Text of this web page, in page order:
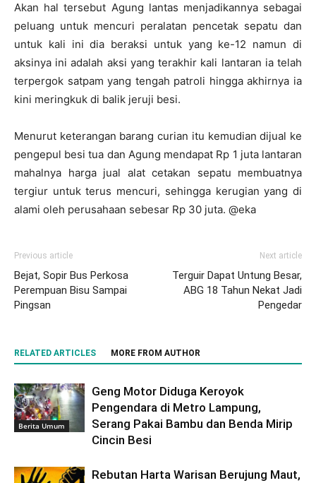
Akan hal tersebut Agung lantas menjadikannya sebagai
peluang untuk mencuri peralatan pencetak sepatu dan
untuk kali ini dia beraksi untuk yang ke-12 namun di
aksinya ini adalah aksi yang terakhir kali lantaran ia telah
terpergok satpam yang tengah patroli hingga akhirnya ia
kini meringkuk di balik jeruji besi.
Menurut keterangan barang curian itu kemudian dijual ke
pengepul besi tua dan Agung mendapat Rp 1 juta lantaran
mahalnya harga jual alat cetakan sepatu membuatnya
tergiur untuk terus mencuri, sehingga kerugian yang di
alami oleh perusahaan sebesar Rp 30 juta. @eka
Previous article
Bejat, Sopir Bus Perkosa
Perempuan Bisu Sampai
Pingsan
Next article
Terguir Dapat Untung Besar,
ABG 18 Tahun Nekat Jadi
Pengedar
RELATED ARTICLES MORE FROM AUTHOR
Berita Umum
Geng Motor Diduga Keroyok
Pengendara di Metro Lampung,
Serang Pakai Bambu dan Benda Mirip
Cincin Besi
Rebutan Harta Warisan Berujung Maut,